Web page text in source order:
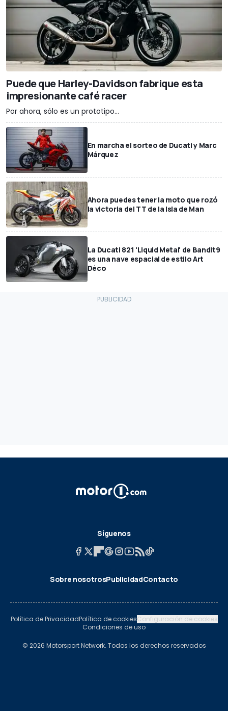
Puede que Harley-Davidson fabrique esta
impresionante café racer
Por ahora, sólo es un prototipo...
En marcha el sorteo de Ducati y Marc
Márquez
Ahora puedes tener la moto que rozó
la victoria del TT de la Isla de Man
La Ducati 821 'Liquid Metal' de Bandit9
es una nave espacial de estilo Art
Déco
Síguenos
Sobre nosotrosPublicidadContacto
Política de PrivacidadPolítica de cookiesConfiguración de cookies
Condiciones de uso
© 2026 Motorsport Network. Todos los derechos reservados